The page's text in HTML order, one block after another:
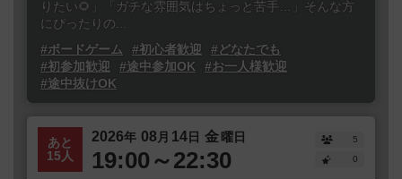
りたい🌻」「ガチな雰囲気はちょっと苦手…」そんな方
にぴったりの...
#ボードゲーム
#初心者歓迎
#どなたでも
#初参加歓迎
#途中参加OK
#お一人様歓迎
#途中抜けOK
あと
15人
2026年 08 月 14日 金曜日
19:00～22:30
5
0